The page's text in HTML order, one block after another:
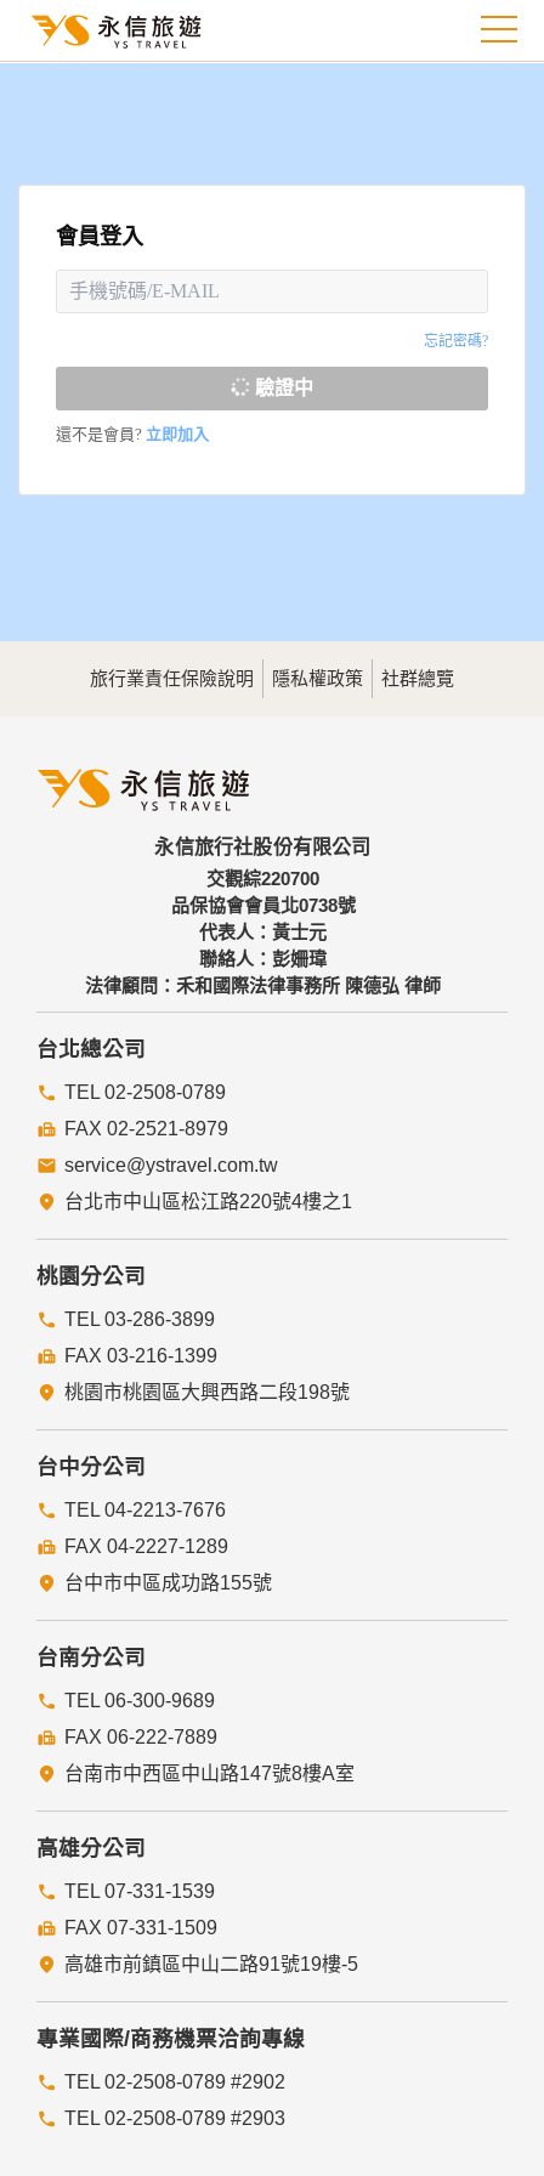
會員登入
忘記密碼?
驗證中
還不是會員? 立即加入
旅行業責任保險說明 隱私權政策 社群總覽
永信旅行社股份有限公司
交觀綜220700
品保協會會員北0738號
代表人：黃士元
聯絡人：彭姍瑋
法律顧問：禾和國際法律事務所 陳德弘 律師
台北總公司
TEL 02-2508-0789
FAX 02-2521-8979
service@ystravel.com.tw
台北市中山區松江路220號4樓之1
桃園分公司
TEL 03-286-3899
FAX 03-216-1399
桃園市桃園區大興西路二段198號
台中分公司
TEL 04-2213-7676
FAX 04-2227-1289
台中市中區成功路155號
台南分公司
TEL 06-300-9689
FAX 06-222-7889
台南市中西區中山路147號8樓A室
高雄分公司
TEL 07-331-1539
FAX 07-331-1509
高雄市前鎮區中山二路91號19樓-5
專業國際/商務機票洽詢專線
TEL 02-2508-0789 #2902
TEL 02-2508-0789 #2903